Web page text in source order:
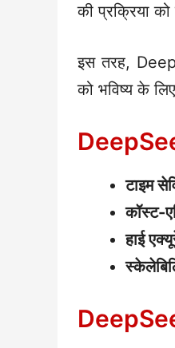
की प्रक्रिया
इस तरह,
को भविष्य के
टाइम
कॉस्ट-
हाई